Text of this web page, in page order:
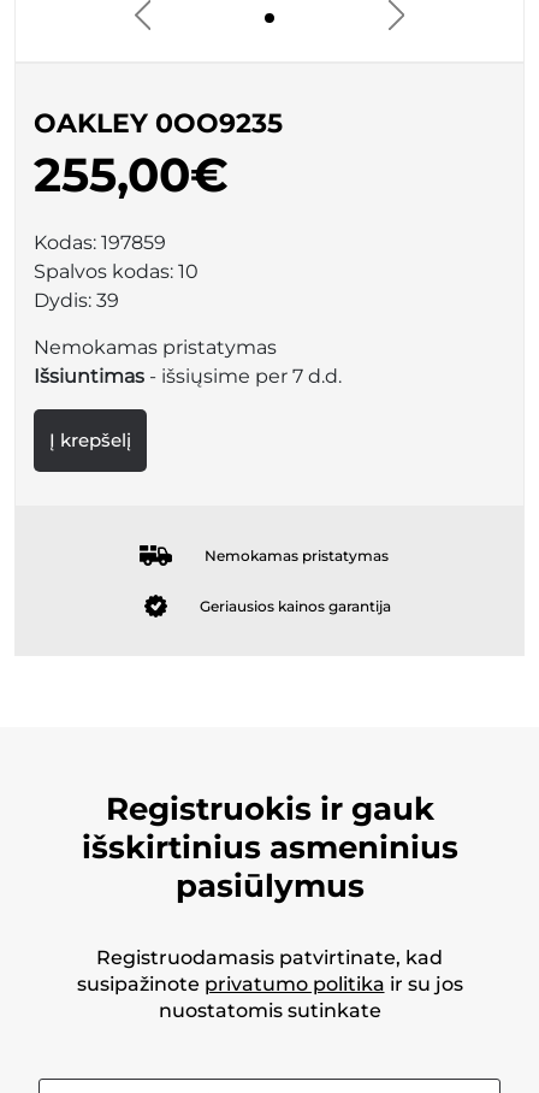
OAKLEY 0OO9235
255,00€
Kodas: 197859
Spalvos kodas: 10
Dydis: 39
Nemokamas pristatymas
Išsiuntimas - išsiųsime per 7 d.d.
Į krepšelį
Nemokamas pristatymas
Geriausios kainos garantija
Registruokis ir gauk
išskirtinius asmeninius
pasiūlymus
Registruodamasis patvirtinate, kad
susipažinote privatumo politika ir su jos
nuostatomis sutinkate